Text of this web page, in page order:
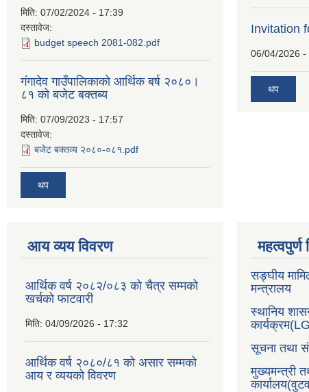
मिति: 07/02/2024 - 17:39
दस्तावेज:
budget speech 2081-082.pdf
गंगादेव गाउँपालिकाको आर्थिक बर्ष २०८०।
८१ को बजेट बक्तब्य
मिति: 07/09/2023 - 17:57
दस्तावेज:
बजेट बक्तव्य २०८०-०८१.pdf
थप
Invitation
06/04/2026 -
थप
आय व्यय विवरण
आर्थिक वर्ष २०८२/०८३ को चैत्र सम्मको
खर्चको फाटवारी
मिति: 04/09/2026 - 17:32
आर्थिक वर्ष २०८०/८१ को असार सम्मको
आय र व्ययको विवरण
सङ्घीय
मन्त्रालय
स्थानिय
सूचना तथा
मुख्यमन्त्री